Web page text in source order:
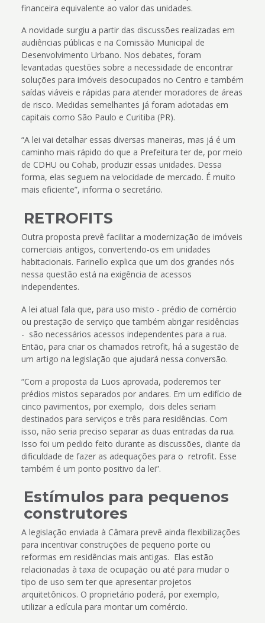
financeira equivalente ao valor das unidades.
A novidade surgiu a partir das discussões realizadas em
audiências públicas e na Comissão Municipal de
Desenvolvimento Urbano. Nos debates, foram
levantadas questões sobre a necessidade de encontrar
soluções para imóveis desocupados no Centro e também
saídas viáveis e rápidas para atender moradores de áreas
de risco. Medidas semelhantes já foram adotadas em
capitais como São Paulo e Curitiba (PR).
“A lei vai detalhar essas diversas maneiras, mas já é um
caminho mais rápido do que a Prefeitura ter de, por meio
de CDHU ou Cohab, produzir essas unidades. Dessa
forma, elas seguem na velocidade de mercado. É muito
mais eficiente”, informa o secretário.
RETROFITS
Outra proposta prevê facilitar a modernização de imóveis
comerciais antigos, convertendo-os em unidades
habitacionais. Farinello explica que um dos grandes nós
nessa questão está na exigência de acessos
independentes.
A lei atual fala que, para uso misto - prédio de comércio
ou prestação de serviço que também abrigar residências
- são necessários acessos independentes para a rua.
Então, para criar os chamados retrofit, há a sugestão de
um artigo na legislação que ajudará nessa conversão.
“Com a proposta da Luos aprovada, poderemos ter
prédios mistos separados por andares. Em um edifício de
cinco pavimentos, por exemplo, dois deles seriam
destinados para serviços e três para residências. Com
isso, não seria preciso separar as duas entradas da rua.
Isso foi um pedido feito durante as discussões, diante da
dificuldade de fazer as adequações para o retrofit. Esse
também é um ponto positivo da lei”.
Estímulos para pequenos
construtores
A legislação enviada à Câmara prevê ainda flexibilizações
para incentivar construções de pequeno porte ou
reformas em residências mais antigas. Elas estão
relacionadas à taxa de ocupação ou até para mudar o
tipo de uso sem ter que apresentar projetos
arquitetônicos. O proprietário poderá, por exemplo,
utilizar a edícula para montar um comércio.